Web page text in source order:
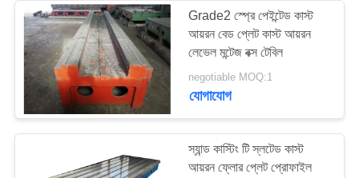
যোগাযোগ
করুন
খবর
উদ্ধৃতির
কাস্ট আয়রন সারফেস প্লেট
16
Grade2 স্প্রে পেইন্টেড কাস্ট
আয়রন বেড প্লেট কাস্ট আয়রন
লেভেল মন্টেজ বক্স টেবিল
negotiable MOQ:1
যোগাযোগ
স্যান্ড কাস্টিং টি স্লটেড কাস্ট
আয়রন ফ্লোর প্লেট প্রোফাইল